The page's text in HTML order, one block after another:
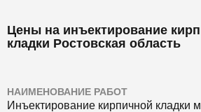
Цены на инъектирование
кладки Ростовская область
НАИМЕНОВАНИЕ РАБОТ
Инъектирование кирпичной кладки